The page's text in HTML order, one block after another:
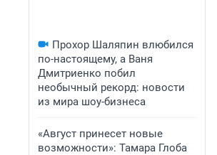
Прохор Шаляпин влюбился
по-настоящему, а Ваня
Дмитриенко побил
необычный рекорд: новости
из мира шоу-бизнеса
«Август принесет новые
возможности»: Тамара Глоба